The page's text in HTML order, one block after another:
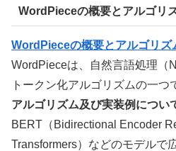
WordPieceの概要とアルゴリ
WordPieceの概要とアルゴリズ
WordPieceは、自然言語処理（
トークン化アルゴリズムの一つ
アルゴリズム及び実装例につい
BERT（Bidirectional Encoder
Transformers）などのモデルで